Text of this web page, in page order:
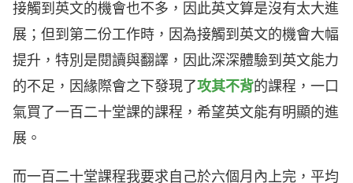
接觸到英文的機會也不多，因此英文算是沒有太大進
展；但到第二份工作時，因為接觸到英文的機會大幅
提升，特別是閱讀與翻譯，因此深深體驗到英文能力
的不足，因緣際會之下發現了攻其不背的課程，一口
氣買了一百二十堂課的課程，希望英文能有明顯的進
展。
而一百二十堂課程我要求自己於六個月內上完，平均